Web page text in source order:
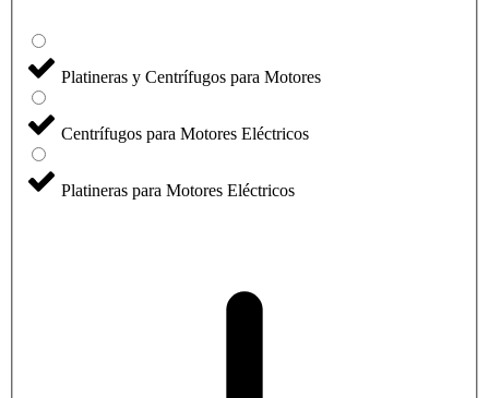
Platineras y Centrífugos para Motores
Centrífugos para Motores Eléctricos
Platineras para Motores Eléctricos